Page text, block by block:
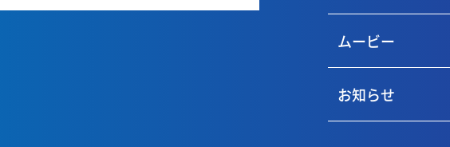
ムービー
お知らせ